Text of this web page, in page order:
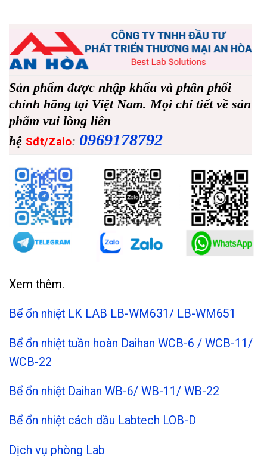
Sản phẩm được nhập khẩu và phân phối
chính hãng tại Việt Nam. Mọi chi tiết về sản
phẩm vui lòng liên
hệ Sđt/Zalo: 0969178792
Xem thêm.
Bể ổn nhiệt LK LAB LB-WM631/ LB-WM651
Bể ổn nhiệt tuần hoàn Daihan WCB-6 / WCB-11/
WCB-22
Bể ổn nhiệt Daihan WB-6/ WB-11/ WB-22
Bể ổn nhiệt cách dầu Labtech LOB-D
Dịch vụ phòng Lab